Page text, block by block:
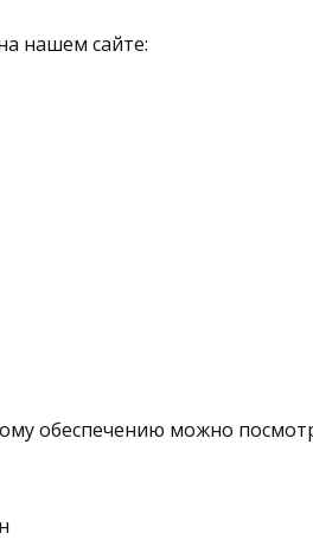
нашем сайте:
обеспечению можно